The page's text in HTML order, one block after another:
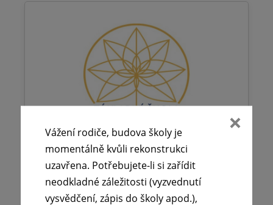
🪧Oznámení o udělení ředitelského
Vážení rodiče, budova školy je
momentálně kvůli rekonstrukci
uzavřena. Potřebujete-li si zařídit
neodkladné záležitosti (vyzvednutí
vysvědčení, zápis do školy apod.),